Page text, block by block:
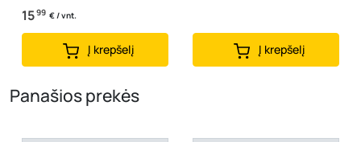
1599 € / vnt.
Į krepšelį Į krepšelį
Panašios prekės